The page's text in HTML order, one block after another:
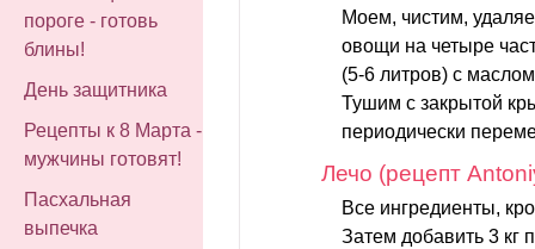
пороге - готовь
блины!
День защитника
Рецепты к 8 Марта -
мужчины готовят!
Пасхальная
выпечка
Моем, чистим,
овощи на четыре
(5-6 литров) с
Тушим с закрытой
периодически
Лечо (рецепт
Все ингредиенты,
Затем добавить 3 кг